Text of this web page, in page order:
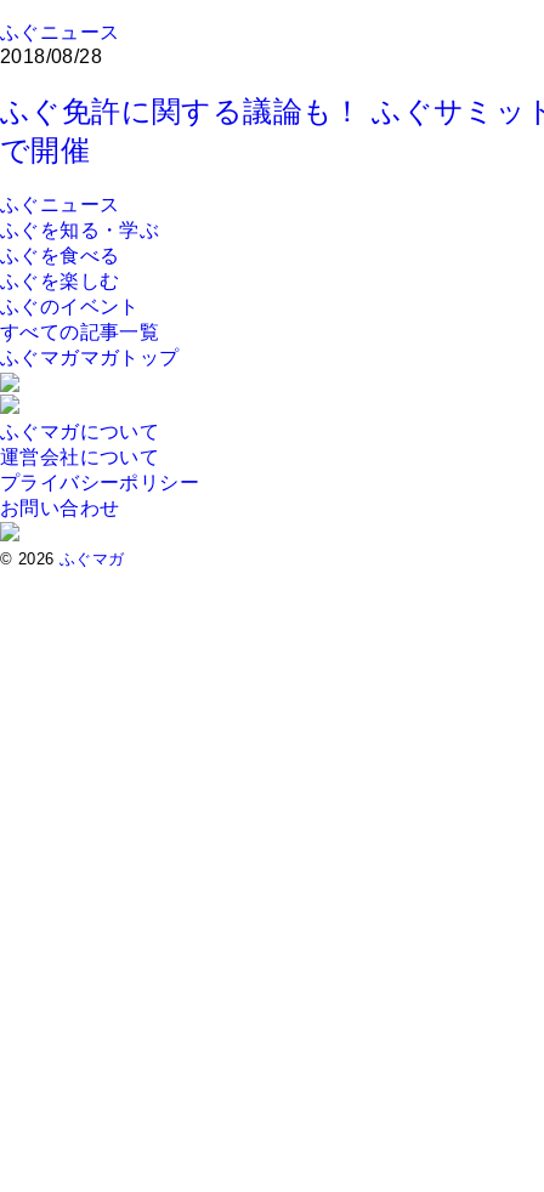
ふぐニュース
2018/08/28
ふぐ免許に関する議論も！ ふぐサミッ
で開催
ふぐニュース
ふぐを知る・学ぶ
ふぐを食べる
ふぐを楽しむ
ふぐのイベント
すべての記事一覧
ふぐマガマガトップ
ふぐマガについて
運営会社について
プライバシーポリシー
お問い合わせ
© 2026 ふぐマガ